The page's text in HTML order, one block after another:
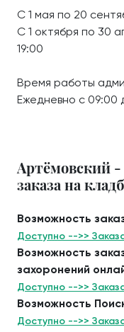
С 1 мая по 20
С 1 октября по 30
19:00
Время работы
Ежедневно с 09:00
Артёмовский -
заказа на
Возможность
Доступно -->>
Возможность
захоронений
Доступно -->>
Возможность
Доступно -->>